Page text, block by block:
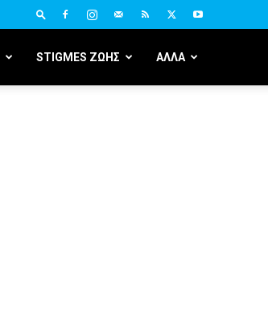
STIGMES ΖΩΗΣ ΑΛΛΑ